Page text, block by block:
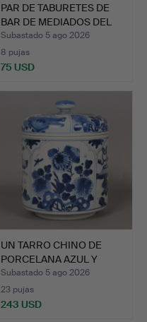
PAR DE TABURETES DE
BAR DE MEDIADOS DEL
SI…
Subastado 5 ago 2026
8 pujas
75 USD
UN TARRO CHINO DE
PORCELANA AZUL Y
BLANCA …
Subastado 5 ago 2026
23 pujas
243 USD